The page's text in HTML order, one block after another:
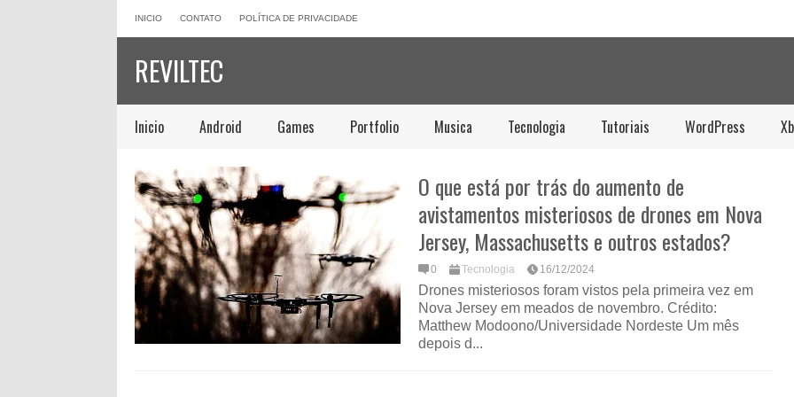
INICIO CONTATO POLÍTICA DE PRIVACIDADE
REVILTEC
Inicio Android Games Portfolio Musica Tecnologia Tutoriais WordPress
O que está por trás do aumento de
avistamentos misteriosos de drones em Nova
Jersey, Massachusetts e outros estados?
0 Tecnologia 16/12/2024
Drones misteriosos foram vistos pela primeira vez em
Nova Jersey em meados de novembro. Crédito:
Matthew Modoono/Universidade Nordeste Um mês
depois d...